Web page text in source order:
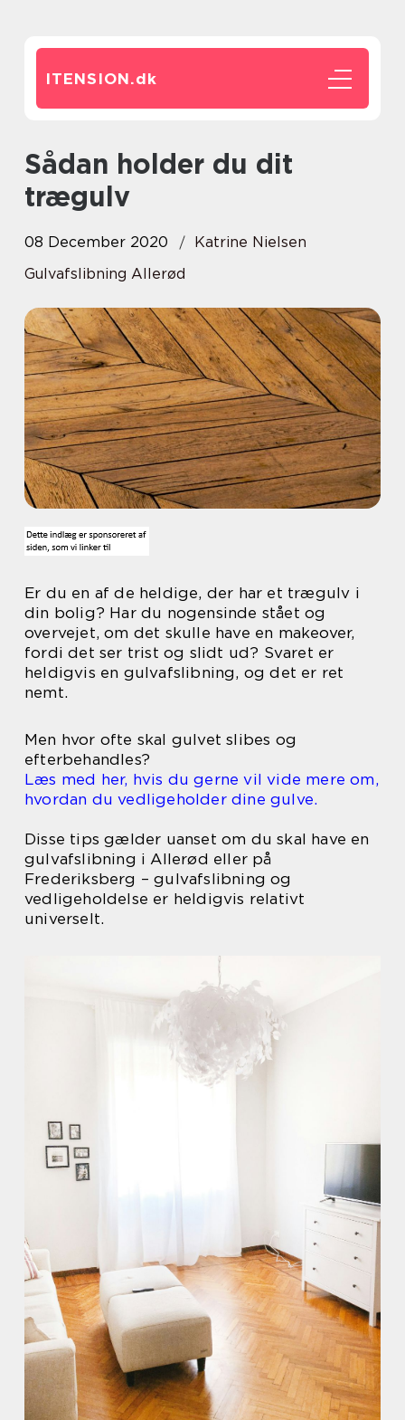
ITENSION.dk
Sådan holder du dit
trægulv
08 December 2020
Katrine Nielsen
Gulvafslibning Allerød
Er du en af de heldige, der har et trægulv i
din bolig? Har du nogensinde stået og
overvejet, om det skulle have en makeover,
fordi det ser trist og slidt ud? Svaret er
heldigvis en gulvafslibning, og det er ret
nemt.
Men hvor ofte skal gulvet slibes og
efterbehandles?
Læs med her, hvis du gerne vil vide mere om,
hvordan du vedligeholder dine gulve.
Disse tips gælder uanset om du skal have en
gulvafslibning i Allerød eller på
Frederiksberg – gulvafslibning og
vedligeholdelse er heldigvis relativt
universelt.